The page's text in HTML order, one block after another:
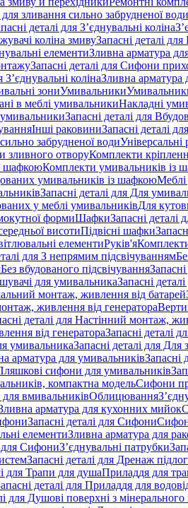
зливання сильно забрудненої води
деталі для З’єднувальні коліна
коліна змивуЗапасні деталі
елементиЗливна арматура для
Запасні деталі для Сифони
З’єднувальні колінаЗливна арматура
зониУмивальники
в меблі умивальникиНакладні
Запасні деталі для
Інші раковиниЗапасні деталі
забрудненої водиУніверсальні
зливного отворуКомплекти
шафкоюКомплекти умивальників із
умивальників із шафкоюМеблі
Запасні деталі для Для
у меблі умивальниківДля
формиШафкиЗапасні деталі
висотиПідвісні шафки
елементиРуків'я
для З непрямим підсвічуванням
Без вбудованого підсвічування
для умивальникаЗапасні
монтаж, живлення від батарей
живлення від генератора
деталі для Настінний монтаж,
від генератораЗапасні деталі
умивальникаЗапасні деталі для
арматура для умивальниківЗапасні
сифони для умивальників
компактна модельСифони
для вмивальниківОблицювання
Зливна арматура для кухонних мийок
Запасні деталі для Сифони
елементиЗливна арматура для
для СифониЗ’єднувальні патрубки
Запасні деталі для Дренаж
для Трапи для душаПриладдя для
деталі для Приладдя для
для Душові поверхні з мінерального